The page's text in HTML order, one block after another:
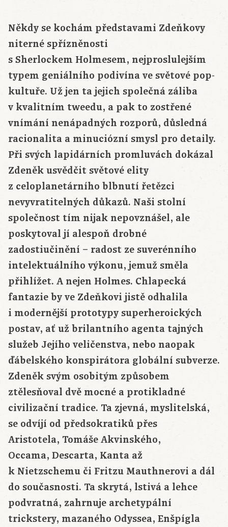
Někdy se kochám představami Zdeňkovy
niterné spřízněnosti
sSherlockem Holmesem, nejproslulejším
typem geniálního podivína ve světové pop-
kultuře. Už jen ta jejich společná záliba
v kvalitním tweedu, a pak to zostřené
vnímání nenápadných rozporů, důsledná
racionalita a minuciózní smysl pro detaily.
Při svých lapidárních promluvách dokázal
Zdeněk usvědčit světové elity
z celoplanetárního blbnutí řetězci
nevyvratitelných důkazů. Naši stolní
společnost tím nijak nepovznášel, ale
poskytoval jí alespoň drobné
zadostiučinění – radost ze suverénního
intelektuálního výkonu, jemuž směla
přihlížet. A nejen Holmes. Chlapecká
fantazie by ve Zdeňkovi jistě odhalila
i modernější prototypy superheroických
postav, ať už brilantního agenta tajných
služeb Jejího veličenstva, nebo naopak
ďábelského konspirátora globální subverze.
Zdeněk svým osobitým způsobem
ztělesňoval dvě mocné a protikladné
civilizační tradice. Ta zjevná, myslitelská,
se odvíjí od předsokratiků přes
Aristotela, TomášeAkvinského,
Occama, Descarta, Kanta až
k Nietzschemu či Fritzu Mauthnerovi a dál
do současnosti. Ta skrytá, lstivá a lehce
podvratná, zahrnuje archetypální
trickstery, mazaného Odyssea, Enšpígla